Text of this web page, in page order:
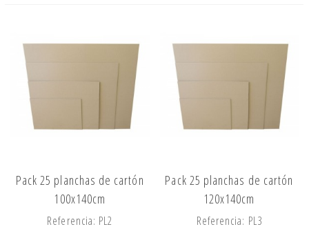
Pack 25 planchas de cartón
100x140cm
Referencia: PL2
Pack 25 planchas de cartón
120x140cm
Referencia: PL3